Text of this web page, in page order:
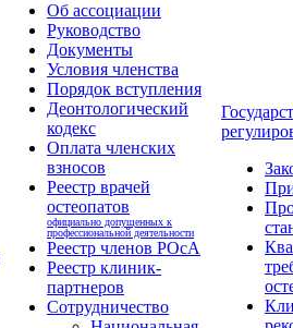
Об ассоциации
Руководство
Документы
Условия членства
Порядок вступления
Деонтологический
кодекс
Оплата членских
взносов
Реестр врачей
остеопатов
официально допущенных к
профессиональной деятельности
Реестр членов РОсА
Реестр клиник-
партнеров
Сотрудничество